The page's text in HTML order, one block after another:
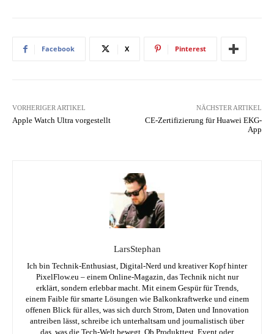
Facebook X Pinterest
VORHERIGER ARTIKEL
Apple Watch Ultra vorgestellt
NÄCHSTER ARTIKEL
CE-Zertifizierung für Huawei EKG-
App
LarsStephan
Ich bin Technik-Enthusiast, Digital-Nerd und kreativer Kopf hinter
PixelFlow.eu – einem Online-Magazin, das Technik nicht nur
erklärt, sondern erlebbar macht. Mit einem Gespür für Trends,
einem Faible für smarte Lösungen wie Balkonkraftwerke und einem
offenen Blick für alles, was sich durch Strom, Daten und Innovation
antreiben lässt, schreibe ich unterhaltsam und journalistisch über
das, was die Tech-Welt bewegt. Ob Produkttest, Event oder